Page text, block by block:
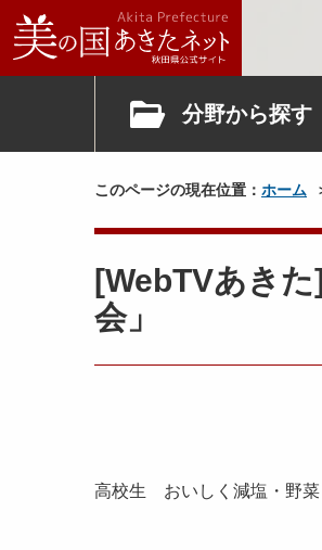
分野から探す
このページの現在位置： ホーム
[WebTVあき
会」
高校生 おいしく減塩・野菜